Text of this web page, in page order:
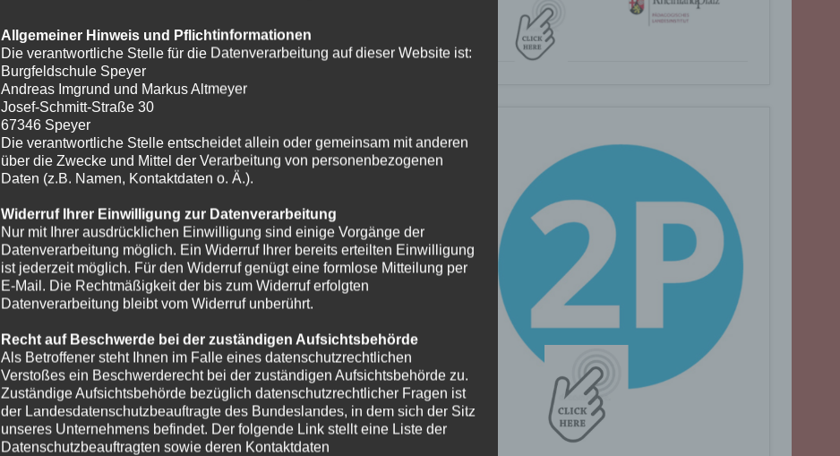
Allgemeiner Hinweis und Pflichtinformationen
Die verantwortliche Stelle für die Datenverarbeitung auf dieser Website ist:
Burgfeldschule Speyer
Andreas Imgrund und Markus Altmeyer
Josef-Schmitt-Straße 30
67346 Speyer
Die verantwortliche Stelle entscheidet allein oder gemeinsam mit anderen
über die Zwecke und Mittel der Verarbeitung von personenbezogenen
Daten (z.B. Namen, Kontaktdaten o. Ä.).
Widerruf Ihrer Einwilligung zur Datenverarbeitung
Nur mit Ihrer ausdrücklichen Einwilligung sind einige Vorgänge der
Datenverarbeitung möglich. Ein Widerruf Ihrer bereits erteilten Einwilligung
ist jederzeit möglich. Für den Widerruf genügt eine formlose Mitteilung per
E-Mail. Die Rechtmäßigkeit der bis zum Widerruf erfolgten
Datenverarbeitung bleibt vom Widerruf unberührt.
Recht auf Beschwerde bei der zuständigen Aufsichtsbehörde
Als Betroffener steht Ihnen im Falle eines datenschutzrechtlichen
Verstoßes ein Beschwerderecht bei der zuständigen Aufsichtsbehörde zu.
Zuständige Aufsichtsbehörde bezüglich datenschutzrechtlicher Fragen ist
der Landesdatenschutzbeauftragte des Bundeslandes, in dem sich der Sitz
unseres Unternehmens befindet. Der folgende Link stellt eine Liste der
Datenschutzbeauftragten sowie deren Kontaktdaten